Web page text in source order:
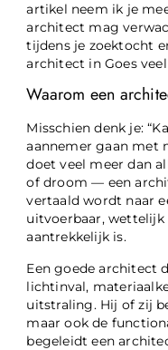
artikel neem ik je
architect mag
tijdens je zoektocht
architect in Goes
Waarom een
Misschien denk je:
aannemer gaan met
doet veel meer dan
of droom — een
vertaald wordt naar
uitvoerbaar, wettelijk
aantrekkelijk is.
Een goede architect
lichtinval,
uitstraling. Hij of zij
maar ook de
begeleidt een